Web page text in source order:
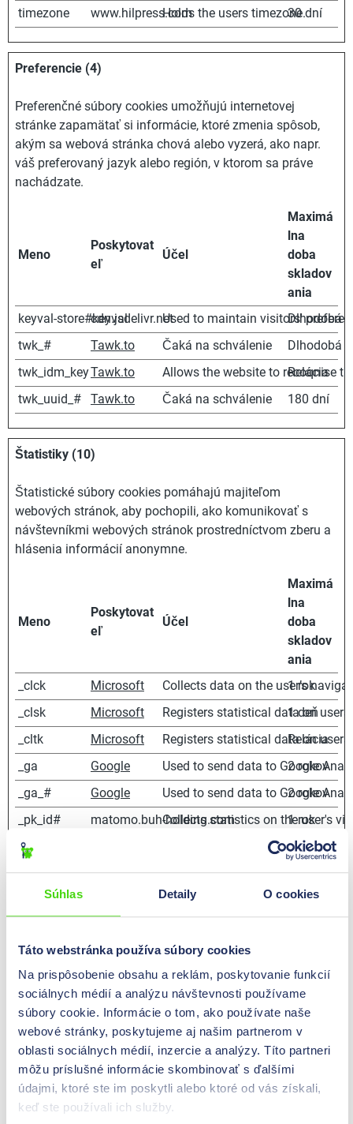
Súhlas Detaily O cookies
Táto webstránka používa súbory cookies
Na prispôsobenie obsahu a reklám, poskytovanie funkcií
sociálnych médií a analýzu návštevnosti používame
súbory cookie. Informácie o tom, ako používate naše
webové stránky, poskytujeme aj našim partnerom v
oblasti sociálnych médií, inzercie a analýzy. Títo partneri
môžu príslušné informácie skombinovať s ďalšími
údajmi, ktoré ste im poskytli alebo ktoré od vás získali,
keď ste používali ich služby.
timezone
www.hilpress.comHolds the users timezone.30 dní
Preferencie (4)
Preferenčné súbory cookies umožňujú internetovej
stránke zapamätať si informácie, ktoré zmenia spôsob,
akým sa webová stránka chová alebo vyzerá, ako napr.
váš preferovaný jazyk alebo región, v ktorom sa práve
nachádzate.
Meno
Poskytovat
eľ
Účel
Maximá
lna
doba
skladov
ania
keyval-store#keyvalcdn.jsdelivr.netUsed to maintain visitors'Dlhodobá
twk_#
Tawk.to Čaká na schválenie
Dlhodobá
twk_idm_keyTawk.to Allows the website to recoqnise
Relácia
twk_uuid_#
Tawk.to Čaká na schválenie 180 dní
Štatistiky (10)
Štatistické súbory cookies pomáhajú majiteľom
webových stránok, aby pochopili, ako komunikovať s
návštevníkmi webových stránok prostredníctvom zberu a
hlásenia informácií anonymne.
Meno
Poskytovat
eľ
Účel
Maximá
lna
doba
skladov
ania
_clck
Microsoft Collects data on the user’s
1 rok
_clsk
Microsoft Registers statistical data on
1 deň
_cltk
Microsoft Registers statistical data on
Relácia
_ga
Google Used to send data to Google
2 rokov
_ga_#
Google Used to send data to Google
2 rokov
_pk_id#
matomo.buh-holding.comCollects statistics on the user's
1 rok
_pk_ses#
Used by Piwik Analytics1 deň
c.gif
Microsoft Collects data on the user’s
Relácia
previousNav
Registers statistical data on
Relácia
Marketing (11)
Marketingové súbory cookies sa používajú na sledovanie
návštevníkov na webových stránkach. Zámerom je
zobrazovať reklamy, ktoré sú relevantné a pútavé pre
jednotlivých užívateľov, a tým cennejšie pre vydavateľov a
inzerentov tretích strán.